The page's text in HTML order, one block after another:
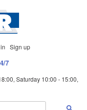
Sign up
7
Saturday 10:00 - 15:00,